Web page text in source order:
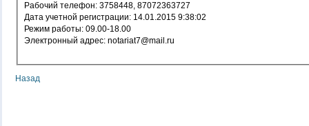
Рабочий телефон: 3758448, 87072363727
Дата учетной регистрации: 14.01.2015 9:38:02
Режим работы: 09.00-18.00
Электронный адрес: notariat7@mail.ru
Назад